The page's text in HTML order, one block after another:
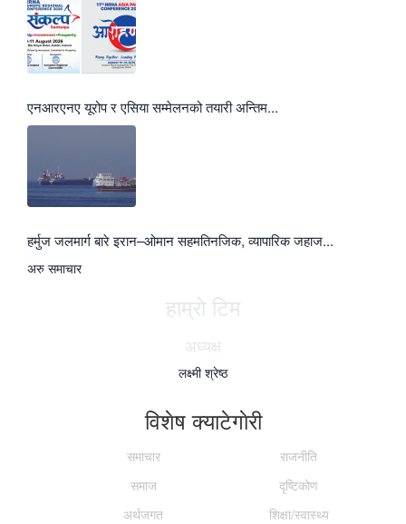
एनआरएनए यूरोप र एसिया सम्मेलनको तयारी अन्तिम...
हर्मुज जलमार्ग बारे इरान–ओमान सहमतिनजिक, व्यापारिक जहाज...
अरु समाचार
हाम्राे टिम
अध्यक्ष
लक्ष्मी श्रेष्ठ
विशेष क्याटेगाेरी
समाचार
राजनीति
समाज
दृष्टिकोण
अर्थजगत
शिक्षा/स्वास्थ्य